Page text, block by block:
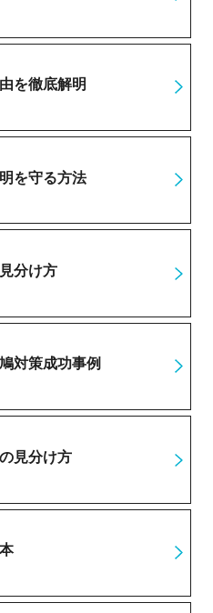
を徹底解明
を守る方法
分け方
対策成功事例
見分け方